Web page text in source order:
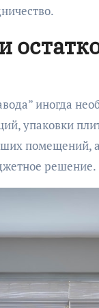
иногда
упаковки
помещений,
решение.